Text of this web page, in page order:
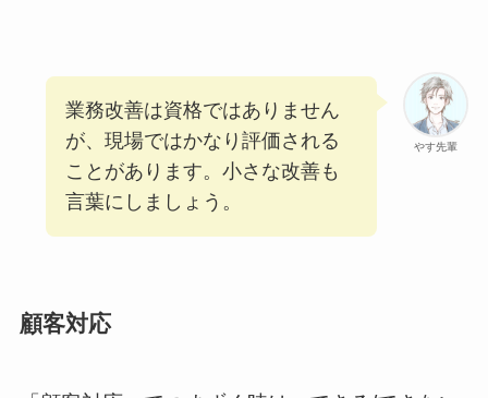
やす先輩
業務改善は資格ではありません
が、現場ではかなり評価される
ことがあります。小さな改善も
言葉にしましょう。
顧客対応